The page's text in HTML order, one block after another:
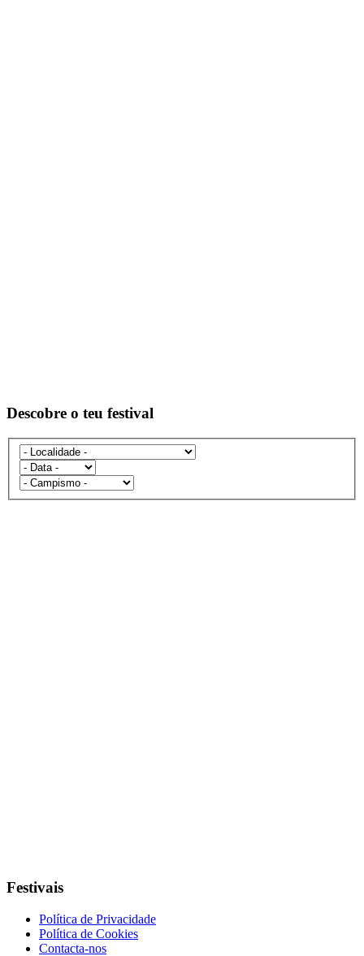
Descobre o teu festival
Festivais
Política de Privacidade
Política de Cookies
Contacta-nos